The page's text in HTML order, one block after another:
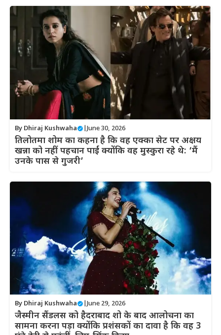
By Dhiraj Kushwaha June 30, 2026
तिलोतमा शोम का कहना है कि वह एक्का सेट पर अक्षय
खन्ना को नहीं पहचान पाईं क्योंकि वह मुस्कुरा रहे थे: ‘मैं
उनके पास से गुजरी’
By Dhiraj Kushwaha June 29, 2026
जैस्मीन सैंडलस को हैदराबाद शो के बाद आलोचना का
सामना करना पड़ा क्योंकि प्रशंसकों का दावा है कि वह 3